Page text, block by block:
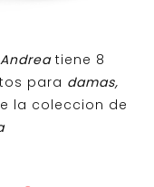
Andreatiene 8
para damas,
la coleccion de